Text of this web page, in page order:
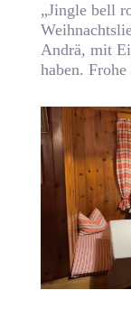
„Jingle bell
Andrä, mit
haben.